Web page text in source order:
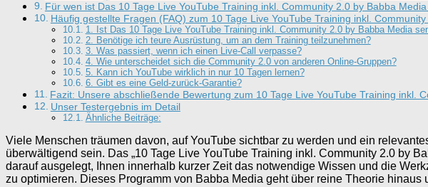
Für wen ist Das 10 Tage Live YouTube Training inkl. Community 2.0 by Babba
Häufig gestellte Fragen (FAQ) zum 10 Tage Live YouTube Training inkl.
1. Ist Das 10 Tage Live YouTube Training inkl. Community 2.0 by Babba Media
2. Benötige ich teure Ausrüstung, um an dem Training teilzunehmen?
3. Was passiert, wenn ich einen Live-Call verpasse?
4. Wie unterscheidet sich die Community 2.0 von anderen Online-Gruppen?
5. Kann ich YouTube wirklich in nur 10 Tagen lernen?
6. Gibt es eine Geld-zurück-Garantie?
Fazit: Unsere abschließende Bewertung zum 10 Tage Live YouTube Training inkl.
Unser Testergebnis im Detail
Ähnliche Beiträge:
Viele Menschen träumen davon, auf YouTube sichtbar zu werden und ein
überwältigend sein. Das „10 Tage Live YouTube Training inkl. Community 2.0 by
darauf ausgelegt, Ihnen innerhalb kurzer Zeit das notwendige Wissen und die
zu optimieren. Dieses Programm von Babba Media geht über reine Theorie